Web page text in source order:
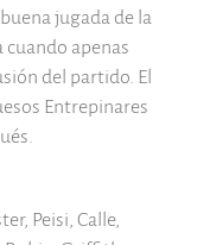
jugada de la
apenas
del partido. El
Entrepinares
Peisi, Calle,